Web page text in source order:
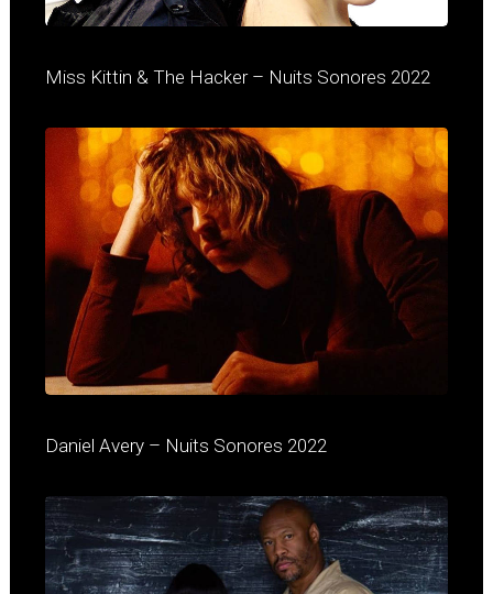
Miss Kittin & The Hacker – Nuits Sonores 2022
Daniel Avery – Nuits Sonores 2022